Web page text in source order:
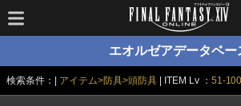
エオルゼアデータベー
検索条件：| アイテム>防具>頭防具 | ITEM Lv ： 51-100